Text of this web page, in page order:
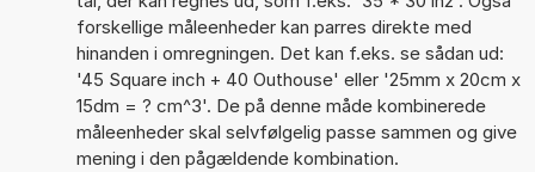
forskellige måleenheder kan parres direkte med
hinanden i omregningen. Det kan f.eks. se sådan ud:
'45 Square inch + 40 Outhouse' eller '25mm x 20cm x
15dm = ? cm^3'. De på denne måde kombinerede
måleenheder skal selvfølgelig passe sammen og give
mening i den pågældende kombination.